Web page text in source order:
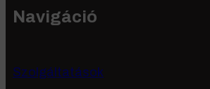
Navigáció
Szolgáltatások